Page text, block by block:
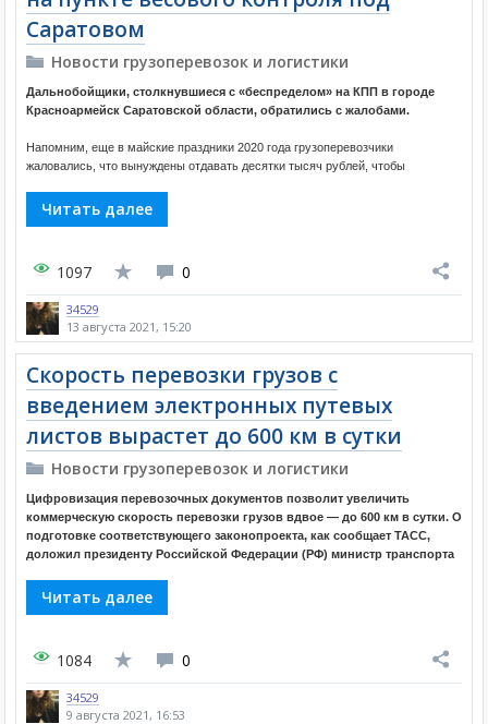
Саратовом
Новости грузоперевозок и логистики
Дальнобойщики, столкнувшиеся с «беспределом» на КПП в городе
Красноармейск Саратовской области, обратились с жалобами.
Напомним, еще в майские праздники 2020 года грузоперевозчики
жаловались, что вынуждены отдавать десятки тысяч рублей, чтобы
Читать далее
1097 0
34529
13 августа 2021, 15:20
Скорость перевозки грузов с
введением электронных путевых
листов вырастет до 600 км в сутки
Новости грузоперевозок и логистики
Цифровизация перевозочных документов позволит увеличить
коммерческую скорость перевозки грузов вдвое — до 600 км в сутки. О
подготовке соответствующего законопроекта, как сообщает ТАСС,
доложил президенту Российской Федерации (РФ) министр транспорта
Читать далее
1084 0
34529
9 августа 2021, 16:53